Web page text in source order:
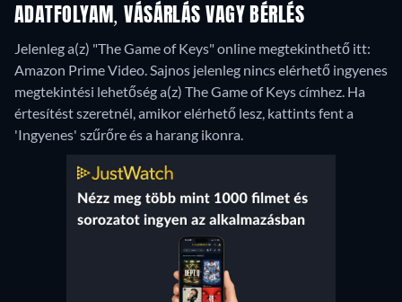
ADATFOLYAM, VÁSÁRLÁS VAGY BÉRLÉS
Jelenleg a(z) "The Game of Keys" online megtekinthető itt:
Amazon Prime Video. Sajnos jelenleg nincs elérhető ingyenes
megtekintési lehetőség a(z) The Game of Keys címhez. Ha
értesítést szeretnél, amikor elérhető lesz, kattints fent a
'Ingyenes' szűrőre és a harang ikonra.